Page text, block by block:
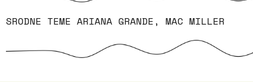
SRODNE TEME ARIANA GRANDE, MAC MILLER